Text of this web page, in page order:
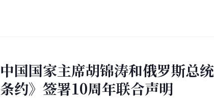
中国国家主席胡锦涛和俄罗斯总
条约》签署10周年联合声明